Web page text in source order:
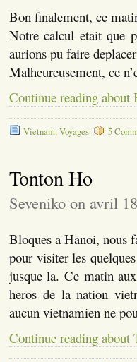
Bon finalement, ce
Notre calcul etait que
aurions pu faire
Malheureusement, ce
Continue reading
Vietnam,Voyages 5
Tonton Ho
Seveniko on avril
Bloques a Hanoi, nous
pour visiter les
jusque la. Ce matin
heros de la nation
aucun vietnamien ne
Continue reading about